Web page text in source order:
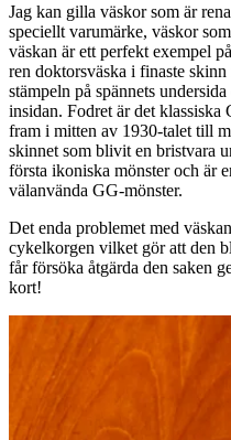
Jag kan gilla väskor som är
speciellt varumärke, väskor
väskan är ett perfekt exempel
ren doktorsväska i finaste
stämpeln på spännets
insidan. Fodret är det klassiska
fram i mitten av 1930-talet till
skinnet som blivit en bristvara
första ikoniska mönster och är
välanvända GG-mönster.
Det enda problemet med
cykelkorgen vilket gör att den
får försöka åtgärda den saken
kort!